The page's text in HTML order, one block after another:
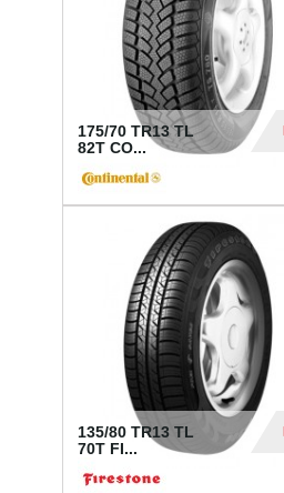
175/70 TR13 TL
82T CO...
135/80 TR13 TL
70T FI...